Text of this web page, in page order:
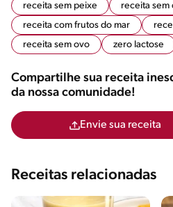
receita sem peixe
receita sem
receita com frutos do mar
receita sem ovo
zero lactose
Compartilhe sua receita
da nossa comunidade!
Envie sua receita
Receitas relacionadas